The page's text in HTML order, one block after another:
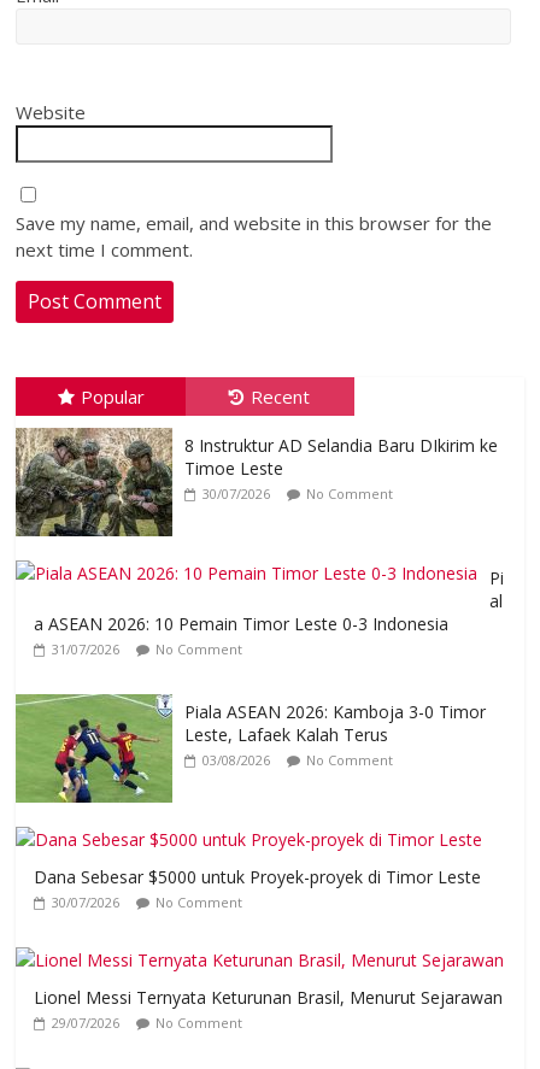
Website
Save my name, email, and website in this browser for the
next time I comment.
Popular Recent
8 Instruktur AD Selandia Baru DIkirim ke
Timoe Leste
30/07/2026 No Comment
Pi
al
a ASEAN 2026: 10 Pemain Timor Leste 0-3 Indonesia
31/07/2026 No Comment
Piala ASEAN 2026: Kamboja 3-0 Timor
Leste, Lafaek Kalah Terus
03/08/2026 No Comment
Dana Sebesar $5000 untuk Proyek-proyek di Timor Leste
30/07/2026 No Comment
Lionel Messi Ternyata Keturunan Brasil, Menurut Sejarawan
29/07/2026 No Comment